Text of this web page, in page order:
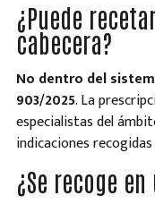
¿Puede
cabecera?
No dentro del
903/2025. La
especialistas del
indicaciones
¿Se recoge